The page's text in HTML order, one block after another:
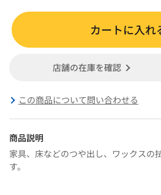
カートに入れ
店舗の在庫を確認
この商品について問い合わせる
商品説明
家具、床などのつや出し、ワックスの
す。